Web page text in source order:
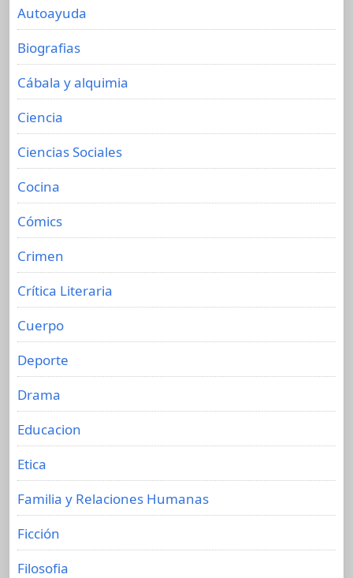
Autoayuda
Biografias
Cábala y alquimia
Ciencia
Ciencias Sociales
Cocina
Cómics
Crimen
Crítica Literaria
Cuerpo
Deporte
Drama
Educacion
Etica
Familia y Relaciones Humanas
Ficción
Filosofia